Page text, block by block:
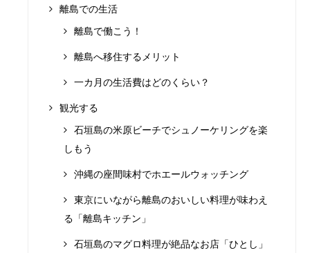
離島での生活
離島で働こう！
離島へ移住するメリット
一カ月の生活費はどのくらい？
観光する
石垣島の米原ビーチでシュノーケリングを楽
しもう
沖縄の座間味村でホエールウォッチング
東京にいながら離島のおいしい料理が味わえ
る「離島キッチン」
石垣島のマグロ料理が絶品なお店「ひとし」